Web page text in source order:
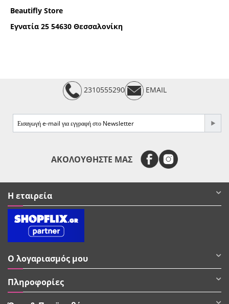
Beautifly Store
Εγνατία 25 54630 Θεσσαλονίκη
2310555290 EMAIL
ΑΚΟΛΟΥΘΗΣΤΕ ΜΑΣ
Η εταιρεία
Ο λογαριασμός μου
Πληροφορίες